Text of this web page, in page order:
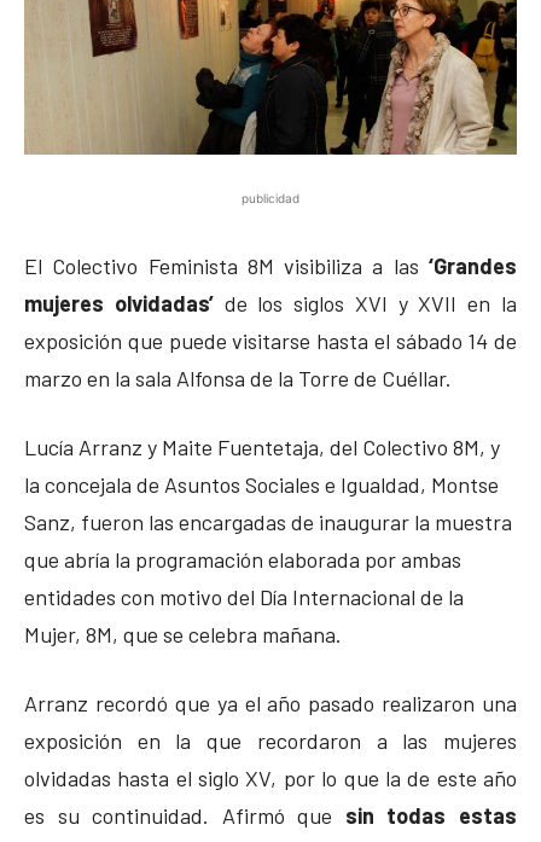
publicidad
El Colectivo Feminista 8M visibiliza a las ‘Grandes
mujeres olvidadas’de los siglos XVI y XVII en la
exposición que puede visitarse hasta el sábado 14 de
marzo en la sala Alfonsa de la Torre de Cuéllar.
Lucía Arranz y Maite Fuentetaja, del Colectivo 8M, y
la concejala de Asuntos Sociales e Igualdad, Montse
Sanz, fueron las encargadas de inaugurar la muestra
que abría la programación elaborada por ambas
entidades con motivo del Día Internacional de la
Mujer, 8M, que se celebra mañana.
Arranz recordó que ya el año pasado realizaron una
exposición en la que recordaron a las mujeres
olvidadas hasta el siglo XV, por lo que la de este año
es su continuidad. Afirmó que sin todas estas